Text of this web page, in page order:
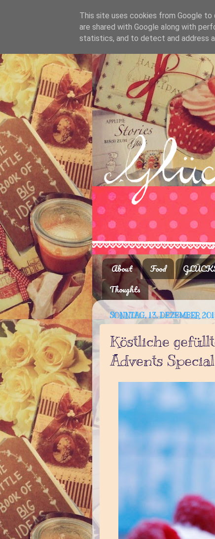
About Food
Thoughts
SONNTAG, 13. DEZEMBER
Köstliche
Advents
This site uses cookies from Google to
are shared with Google along with
statistics, and to detect and address